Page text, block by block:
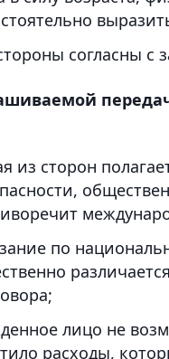
согласны с
из сторон
по
лицо не
расходы,